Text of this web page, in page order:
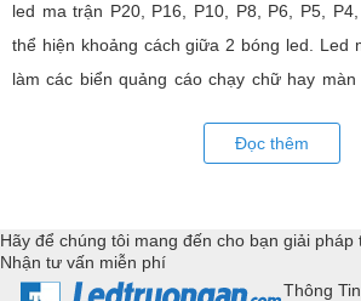
led ma trận P20, P16, P10, P8, P6, P5, P4,
thể hiện khoảng cách giữa 2 bóng led. Led
làm các biển quảng cáo chạy chữ hay
nhiều lĩnh vực của cuộc sống. LED Trường
YRL,...Tư vấn giả pháp, hỗ trợ kỹ thuật
ứng dụng trang trí led.
Đọc thêm
Hãy để chúng tôi mang đến cho bạn giải pháp
Nhận tư vấn miễn phí
Thông